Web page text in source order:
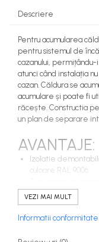
Descriere
Pentru acumularea
pentru sistemul de
cazanului,
atunci când instalația
cazan. Căldura se
acumulare și poate fi
răcește. Constructia
un plan de separare
AVANTAJE:
Izolatie
culoare RAL 9006
Tipul izolatiei,
Placă de separare
Până la 5 racorduri
Până la 13 racorduri
VEZI MAI MULT
Informatii